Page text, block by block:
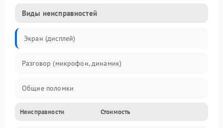
Виды неисправностей
Экран (дисплей)
Разговор (микрофон, динамик)
Общие поломки
Проблемы связи
Неисправности Стоимость